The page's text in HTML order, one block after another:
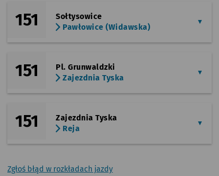
151
Sołtysowice
Pawłowice (Widawska)
151
Pl. Grunwaldzki
Zajezdnia Tyska
151
Zajezdnia Tyska
Reja
Zgłoś błąd w rozkładach jazdy